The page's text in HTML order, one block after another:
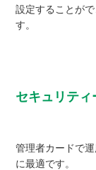
設定することが
す。
セキュリティ
管理者カードで
に最適です。